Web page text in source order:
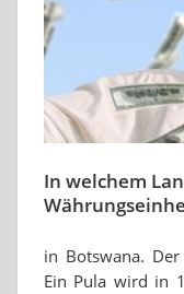
In welchem
in Botswana.
Ein Pula wird in